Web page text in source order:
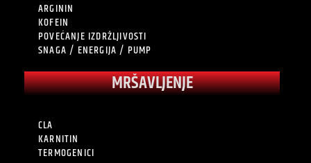
ARGININ
KOFEIN
POVEĆANJE IZDRŽLJIVOSTI
SNAGA / ENERGIJA / PUMP
MRŠAVLJENJE
CLA
KARNITIN
TERMOGENICI